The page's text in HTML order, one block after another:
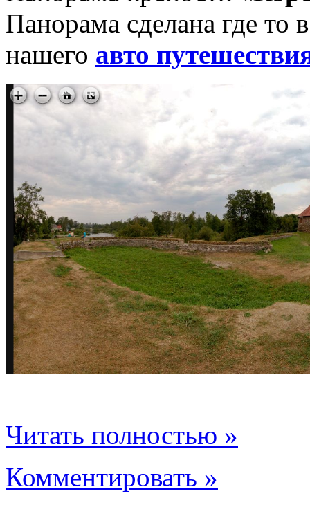
Панорама сделана где
нашего авто
Читать полностью »
Комментировать »